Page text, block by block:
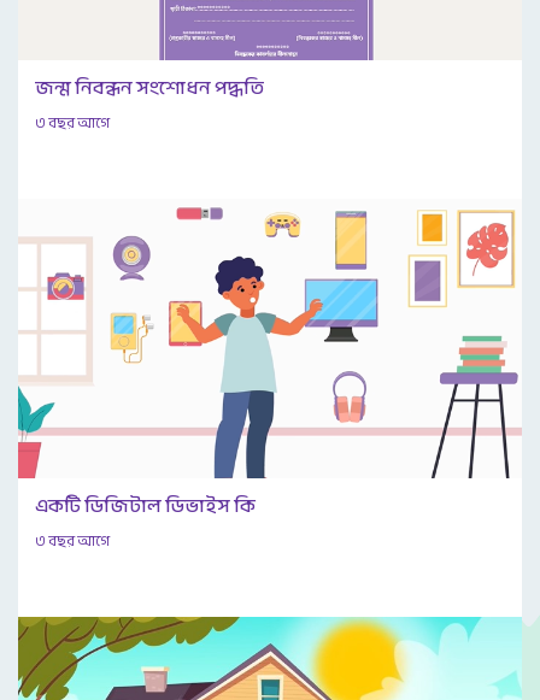
জন্ম নিবন্ধন সংশোধন পদ্ধতি
৩ বছর আগে
একটি ডিজিটাল ডিভাইস কি
৩ বছর আগে